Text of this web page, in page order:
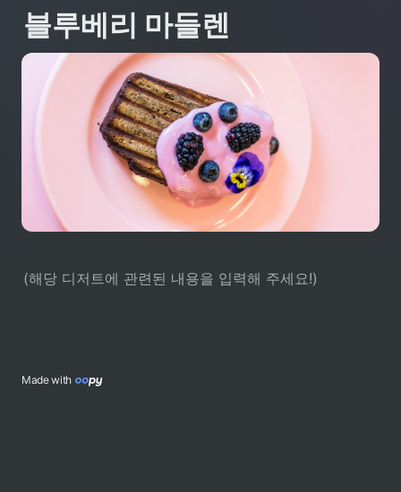
블루베리 마들렌
(해당 디저트에 관련된 내용을 입력해 주세요!)
Made with